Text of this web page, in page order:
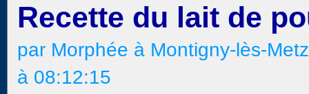
Recette du lait de
par Morphée à Montigny-lès-
à 08:12:15